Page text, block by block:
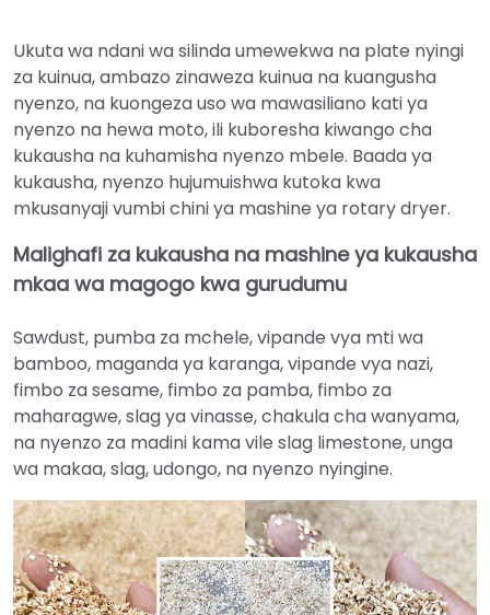
Ukuta wa ndani wa silinda umewekwa na plate nyingi
za kuinua, ambazo zinaweza kuinua na kuangusha
nyenzo, na kuongeza uso wa mawasiliano kati ya
nyenzo na hewa moto, ili kuboresha kiwango cha
kukausha na kuhamisha nyenzo mbele. Baada ya
kukausha, nyenzo hujumuishwa kutoka kwa
mkusanyaji vumbi chini ya mashine ya rotary dryer.
Malighafi za kukausha na mashine ya kukausha
mkaa wa magogo kwa gurudumu
Sawdust, pumba za mchele, vipande vya mti wa
bamboo, maganda ya karanga, vipande vya nazi,
fimbo za sesame, fimbo za pamba, fimbo za
maharagwe, slag ya vinasse, chakula cha wanyama,
na nyenzo za madini kama vile slag limestone, unga
wa makaa, slag, udongo, na nyenzo nyingine.